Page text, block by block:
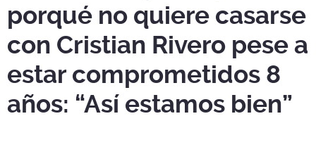
porqué no quiere casarse
con Cristian Rivero pese a
estar comprometidos 8
años: “Así estamos bien”